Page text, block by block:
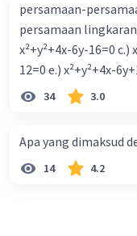
Selesai :D🙏
Beri Rating·
persamaan-
persamaan lingkaran adalah a.)
x²+y²+4x-6y-16=0 c.)
12=0 e.) x²+y²+4x-
34 3.0
Apa yang dimaksud
14 4.2